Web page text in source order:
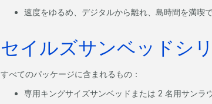
速度をゆるめ、デジタルから離れ、島時間を満喫
セイルズサンベッドシ
すべてのパッケージに含まれるもの：
専用キングサイズサンベッドまたは 2 名用サンラ